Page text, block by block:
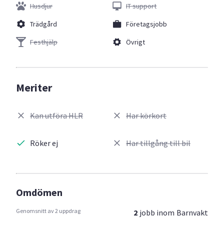
Husdjur
Trädgård
Festhjälp
IT support
Företagsjobb
Övrigt
Meriter
Kan utföra HLR
Röker ej
Har körkort
Har tillgång till bil
Omdömen
Genomsnitt av 2 uppdrag 2 jobb inom Barnvakt